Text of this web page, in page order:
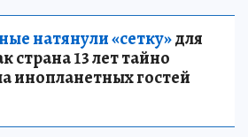
натянули «сетку»для
страна 13 лет тайно
инопланетных гостей